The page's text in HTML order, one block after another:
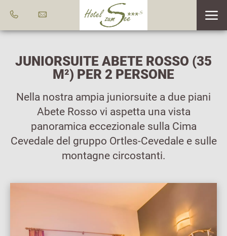
JUNIORSUITE ABETE ROSSO (35
M²) PER 2 PERSONE
Nella nostra ampia juniorsuite a due piani
Abete Rosso vi aspetta una vista
panoramica eccezionale sulla Cima
Cevedale del gruppo Ortles-Cevedale e sulle
montagne circostanti.